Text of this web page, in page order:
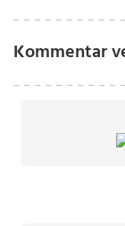
Kommentar